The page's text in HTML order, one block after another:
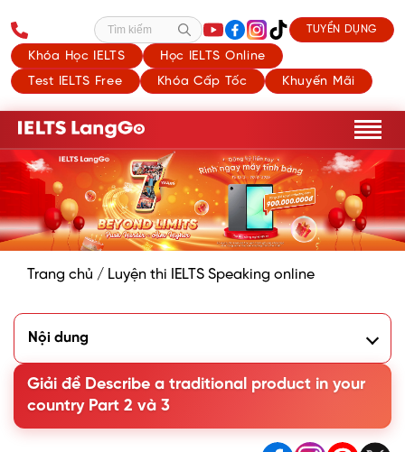
Khóa Học IELTS
Học IELTS Online
Test IELTS Free
Khóa Cấp Tốc Khuyến Mãi
Tìm kiếm TUYỂN DỤNG
Trang chủ / Luyện thi IELTS Speaking online
Nội dung
country IELTS Speaking
2. Bài mẫu Describe a traditional product in your country
Part 2
3. Describe a traditional product in your country Part 3
Giải đề Describe a traditional product in your
country Part 2 và 3